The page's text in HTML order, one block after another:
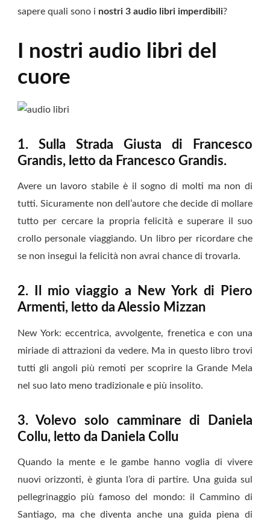
sapere quali sono i nostri 3 audio libri imperdibili?
I nostri audio libri del
cuore
1. Sulla Strada Giusta di Francesco
Grandis, letto da Francesco Grandis.
Avere un lavoro stabile è il sogno di molti ma non di
tutti. Sicuramente non dell’autore che decide di mollare
tutto per cercare la propria felicità e superare il suo
crollo personale viaggiando. Un libro per ricordare che
se non insegui la felicità non avrai chance di trovarla.
2. Il mio viaggio a New York di Piero
Armenti, letto da Alessio Mizzan
New York: eccentrica, avvolgente, frenetica e con una
miriade di attrazioni da vedere. Ma in questo libro trovi
tutti gli angoli più remoti per scoprire la Grande Mela
nel suo lato meno tradizionale e più insolito.
3. Volevo solo camminare di Daniela
Collu, letto da Daniela Collu
Quando la mente e le gambe hanno voglia di vivere
nuovi orizzonti, è giunta l’ora di partire. Una guida sul
pellegrinaggio più famoso del mondo: il Cammino di
Santiago, ma che diventa anche una guida piena di